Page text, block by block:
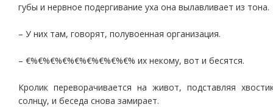
губы и нервное подергивание уха она вылавливает из тона.
– У них там, говорят, полувоенная организация.
– €%€%€%€%€%€%€%€%€% их некому, вот и бесятся.
Кролик переворачивается на живот, подставляя
солнцу, и беседа снова замирает.